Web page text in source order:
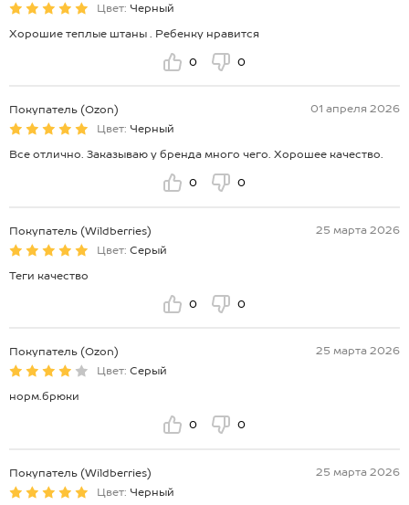
Цвет: Черный
Хорошие теплые штаны . Ребенку нравится
0 0
Покупатель (Ozon)
01 апреля 2026
Цвет: Черный
Все отлично. Заказываю у бренда много чего. Хорошее качество.
0 0
Покупатель (Wildberries)
25 марта 2026
Цвет: Серый
Теги качество
0 0
Покупатель (Ozon)
25 марта 2026
Цвет: Серый
норм.брюки
0 0
Покупатель (Wildberries)
25 марта 2026
Цвет: Черный